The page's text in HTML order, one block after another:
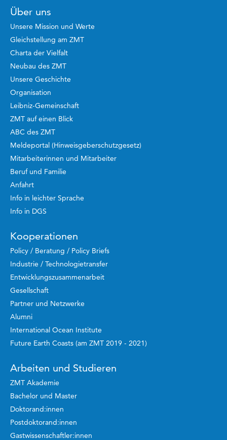
Über uns
Unsere Mission und Werte
Gleichstellung am ZMT
Charta der Vielfalt
Neubau des ZMT
Unsere Geschichte
Organisation
Leibniz-Gemeinschaft
ZMT auf einen Blick
ABC des ZMT
Meldeportal (Hinweisgeberschutzgesetz)
Mitarbeiterinnen und Mitarbeiter
Beruf und Familie
Anfahrt
Info in leichter Sprache
Info in DGS
Kooperationen
Policy / Beratung / Policy Briefs
Industrie / Technologietransfer
Entwicklungszusammenarbeit
Gesellschaft
Partner und Netzwerke
Alumni
International Ocean Institute
Future Earth Coasts (am ZMT 2019 - 2021)
Arbeiten und Studieren
ZMT Akademie
Bachelor und Master
Doktorand:innen
Postdoktorand:innen
Gastwissenschaftler:innen